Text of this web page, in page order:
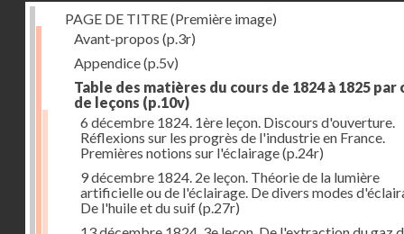
PAGE DE TITRE (Première image)
Avant-propos (p.3r)
Appendice(p.5v)
Table des matières du cours de 1824 à 1825 par
de leçons (p.10v)
6 décembre 1824. 1ère leçon. Discours d'ouverture.
Réflexions sur les progrès de l'industrie en France.
Premières notions sur l'éclairage(p.24r)
9 décembre 1824. 2e leçon. Théorie de la lumière
artificielle ou de l'éclairage. De divers modes
De l'huile et du suif(p.27r)